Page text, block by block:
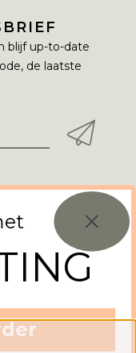
blijf up-to-date
de laatste